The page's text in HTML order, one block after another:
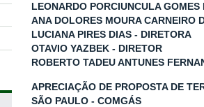
LEONARDO PORCIUNCULA GOMES
ANA DOLORES MOURA CARNEIRO
LUCIANA PIRES DIAS - DIRETORA
OTAVIO YAZBEK - DIRETOR
ROBERTO TADEU ANTUNES
APRECIAÇÃO DE PROPOSTA DE
SÃO PAULO - COMGÁS